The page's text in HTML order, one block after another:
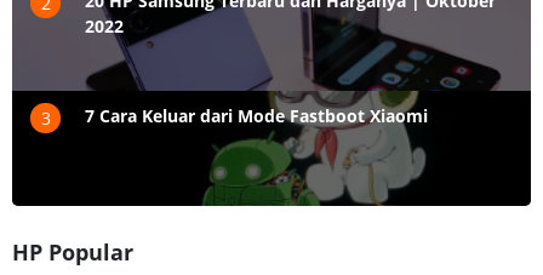
2022
3 7 Cara Keluar dari Mode Fastboot Xiaomi
HP Popular